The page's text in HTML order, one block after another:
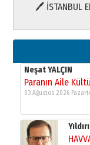
🖊 İSTANBUL
Yusuf
11
Neşat YALÇIN
Paranın Aile
03 Ağustos 2026